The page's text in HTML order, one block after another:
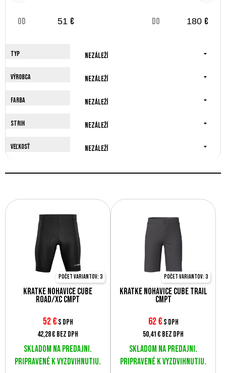
od € do €
Typ Nezáleží
Výrobca Nezáleží
Farba Nezáleží
Strih Nezáleží
Veľkosť Nezáleží
Krátke nohavice Cube
ROAD/XC CMPT
Počet variantov: 3
52€ s DPH
42,28 € bez DPH
Skladom na predajni.
Pripravené k vyzdvihnutiu.
Krátke nohavice Cube Trail
CMPT
Počet variantov: 3
62€ s DPH
50,41 € bez DPH
Skladom na predajni.
Pripravené k vyzdvihnutiu.